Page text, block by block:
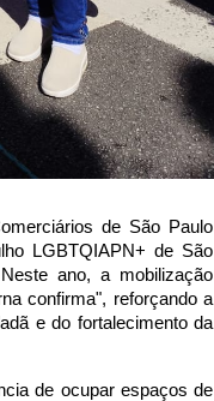
de São Paulo
LGBTQIAPN+ de São
ano, a mobilização
confirma", reforçando a
e do fortalecimento da
de ocupar espaços de